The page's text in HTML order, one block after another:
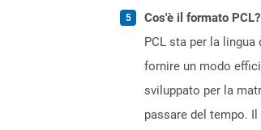
Cos'è il formato PCL?
PCL sta per la
fornire un modo
sviluppato per la
passare del tempo.